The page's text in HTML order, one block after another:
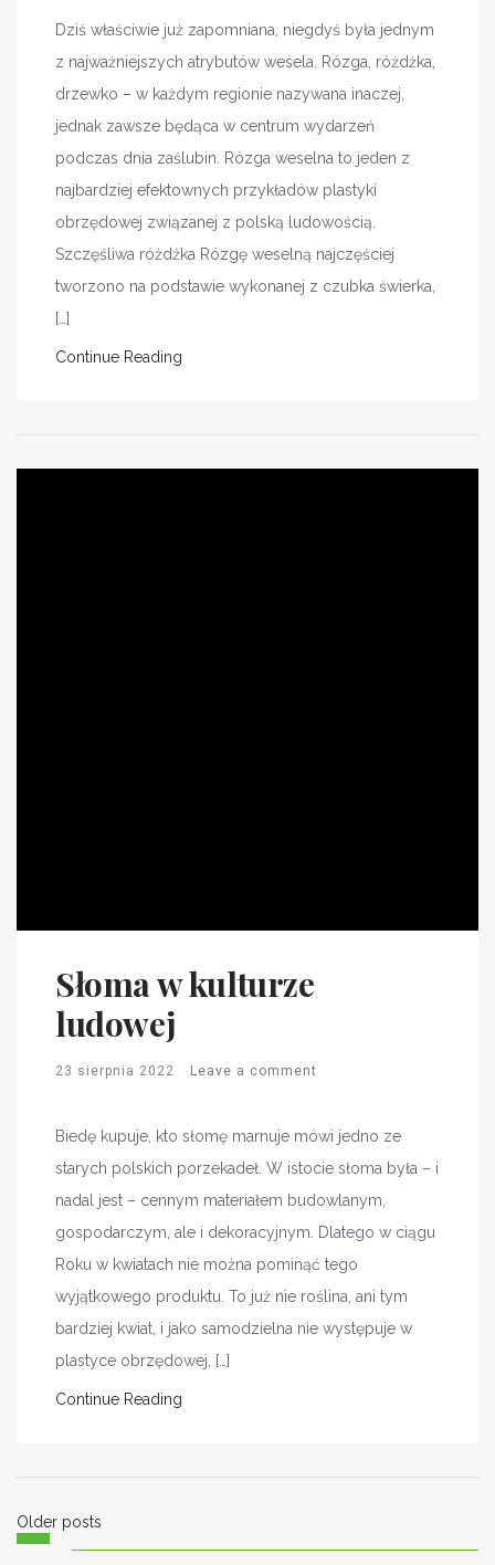
Dziś właściwie już zapomniana, niegdyś była jednym
z najważniejszych atrybutów wesela. Rózga, różdżka,
drzewko – w każdym regionie nazywana inaczej,
jednak zawsze będąca w centrum wydarzeń
podczas dnia zaślubin. Rózga weselna to jeden z
najbardziej efektownych przykładów plastyki
obrzędowej związanej z polską ludowością.
Szczęśliwa różdżka Rózgę weselną najczęściej
tworzono na podstawie wykonanej z czubka świerka,
[…]
Continue Reading
Słoma w kulturze
ludowej
23 sierpnia 2022 Leave a comment
Biedę kupuje, kto słomę marnuje mówi jedno ze
starych polskich porzekadeł. W istocie słoma była – i
nadal jest – cennym materiałem budowlanym,
gospodarczym, ale i dekoracyjnym. Dlatego w ciągu
Roku w kwiatach nie można pominąć tego
wyjątkowego produktu. To już nie roślina, ani tym
bardziej kwiat, i jako samodzielna nie występuje w
plastyce obrzędowej, […]
Continue Reading
Posts
Older posts